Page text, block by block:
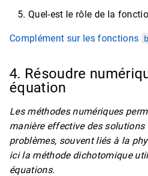
Quel-est le rôle de la
Complément sur les fonctions
4. Résoudre
équation
Les méthodes numériques
manière effective des solutions
problèmes, souvent liés à la
ici la méthode dichotomique
équations.